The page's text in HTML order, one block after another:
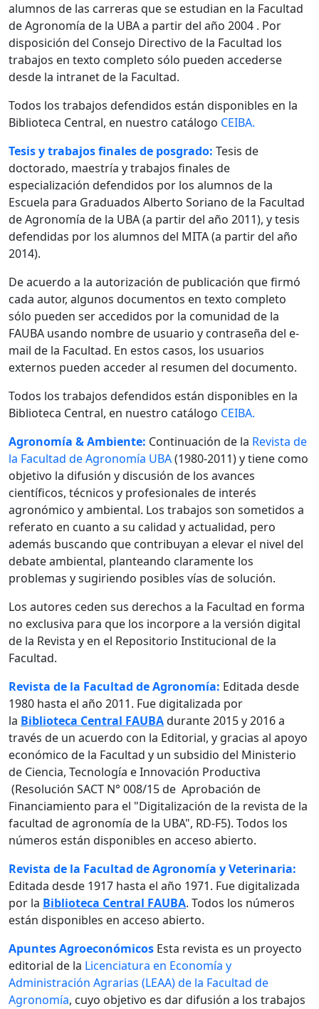
alumnos de las carreras que se estudian en la Facultad
de Agronomía de la UBA a partir del año 2004 . Por
disposición del Consejo Directivo de la Facultad los
trabajos en texto completo sólo pueden accederse
desde la intranet de la Facultad.
Todos los trabajos defendidos están disponibles en la
Biblioteca Central, en nuestro catálogo CEIBA.
Tesis y trabajos finales de posgrado: Tesis de
doctorado, maestría y trabajos finales de
especialización defendidos por los alumnos de la
Escuela para Graduados Alberto Soriano de la Facultad
de Agronomía de la UBA (a partir del año 2011), y tesis
defendidas por los alumnos del MITA (a partir del año
2014).
De acuerdo a la autorización de publicación que firmó
cada autor, algunos documentos en texto completo
sólo pueden ser accedidos por la comunidad de la
FAUBA usando nombre de usuario y contraseña del e-
mail de la Facultad. En estos casos, los usuarios
externos pueden acceder al resumen del documento.
Todos los trabajos defendidos están disponibles en la
Biblioteca Central, en nuestro catálogo CEIBA.
Agronomía & Ambiente: Continuación de la Revista de
la Facultad de Agronomía UBA(1980-2011) y tiene como
objetivo la difusión y discusión de los avances
científicos, técnicos y profesionales de interés
agronómico y ambiental. Los trabajos son sometidos a
referato en cuanto a su calidad y actualidad, pero
además buscando que contribuyan a elevar el nivel del
debate ambiental, planteando claramente los
problemas y sugiriendo posibles vías de solución.
Los autores ceden sus derechos a la Facultad en forma
no exclusiva para que los incorpore a la versión digital
de la Revista y en el Repositorio Institucional de la
Facultad.
Revista de la Facultad de Agronomía: Editada desde
1980 hasta el año 2011. Fue digitalizada por
la Biblioteca Central FAUBAdurante 2015 y 2016 a
través de un acuerdo con la Editorial, y gracias al apoyo
económico de la Facultad y un subsidio del Ministerio
de Ciencia, Tecnología e Innovación Productiva
(Resolución SACT N° 008/15 de Aprobación de
Financiamiento para el "Digitalización de la revista de la
facultad de agronomía de la UBA", RD-F5). Todos los
números están disponibles en acceso abierto.
Revista de la Facultad de Agronomía y Veterinaria:
Editada desde 1917 hasta el año 1971. Fue digitalizada
por la Biblioteca Central FAUBA. Todos los números
están disponibles en acceso abierto.
Apuntes Agroeconómicos Esta revista es un proyecto
editorial de la Licenciatura en Economía y
Administración Agrarias (LEAA) de la Facultad de
Agronomía, cuyo objetivo es dar difusión a los trabajos